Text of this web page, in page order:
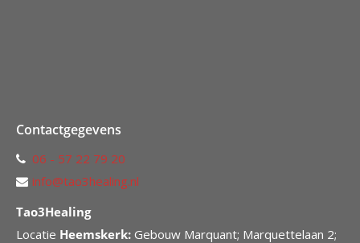
Contactgegevens
06 - 57 22 79 20
info@tao3healing.nl
Tao3Healing
Locatie Heemskerk: Gebouw Marquant; Marquettelaan 2;